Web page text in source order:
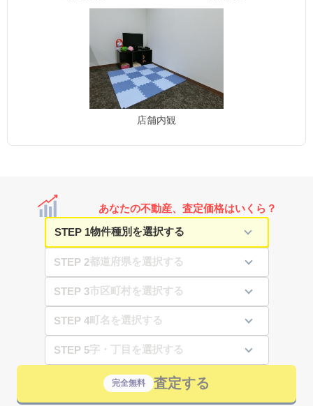
店舗内観
あなたの不動産、査定価格はいくら？
STEP 1
STEP 2
STEP 3
STEP 4
STEP 5
完全無料 査定する